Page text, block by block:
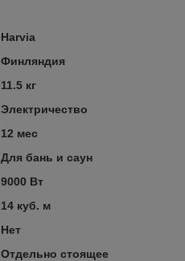
Harvia
Финляндия
11.5 кг
Электричество
12 мес
Для бань и саун
9000 Вт
14 куб. м
Нет
Отдельно стоящее